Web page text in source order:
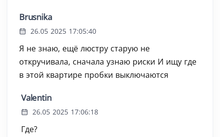
Brusnika
26.05 2025 17:05:40
Я не знаю, ещё люстру старую не
откручивала, сначала узнаю риски И ищу где
в этой квартире пробки выключаются
Valentin
26.05 2025 17:06:18
Где?